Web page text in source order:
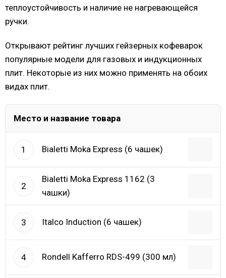
теплоустойчивость и наличие не нагревающейся
ручки.
Открывают рейтинг лучших гейзерных кофеварок
популярные модели для газовых и индукционных
плит. Некоторые из них можно применять на обоих
видах плит.
Место и название товара
1 Bialetti Moka Express (6 чашек)
2
Bialetti Moka Express 1162 (3
чашки)
3 Italco Induction (6 чашек)
4 Rondell Kafferro RDS-499 (300 мл)